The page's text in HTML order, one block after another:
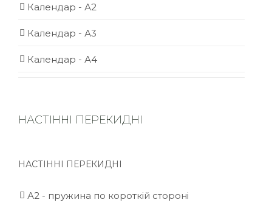
Календар - А2
Календар - А3
Календар - А4
НАСТІННІ ПЕРЕКИДНІ
НАСТІННІ ПЕРЕКИДНІ
А2 - пружина по короткій стороні